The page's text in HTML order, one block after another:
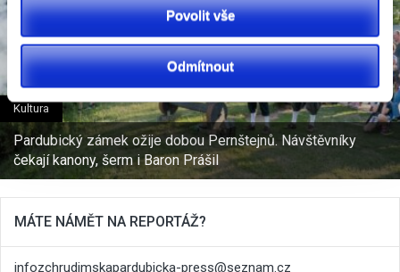
Svůj souhlas můžete kdykoliv změnit nebo odvolat v
části Prohlášení o souborech cookie.
K personalizaci obsahu a reklam, poskytování funkcí
sociálních médií a analýze naší návštěvnosti využíváme
soubory cookie. Informace o tom, jak náš web používáte,
sdílíme se svými partnery pro sociální média, inzerci a
analýzy. Partneři tyto údaje mohou zkombinovat s
získali v důsledku toho, že používáte jejich služby.
Povolit vše
Odmítnout
Kultura
Pardubický zámek ožije dobou Pernštejnů. Návštěvníky
čekají kanony, šerm i Baron Prášil
MÁTE NÁMĚT NA REPORTÁŽ?
infozchrudimskapardubicka-press@seznam.cz